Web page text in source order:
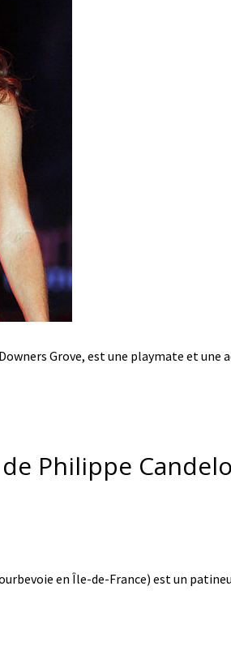
Grove, est une playmate et une
Philippe
en Île-de-France) est un